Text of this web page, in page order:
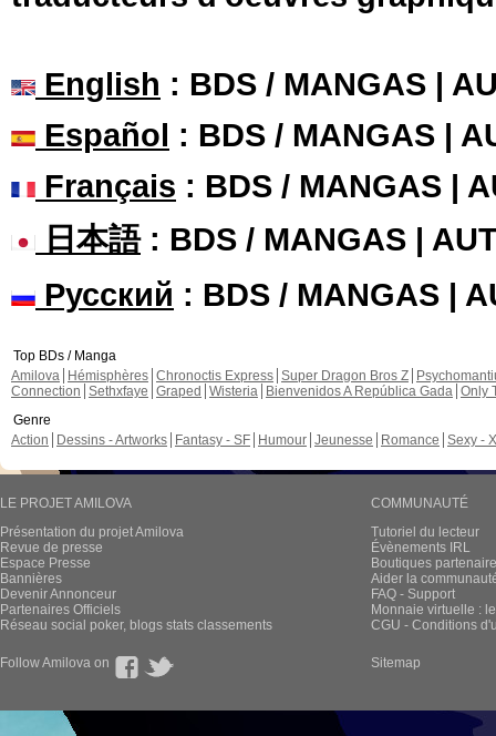
English : BDS / MANGAS |
Español : BDS / MANGAS |
Français : BDS / MANGAS |
日本語: BDS / MANGAS |
Русский : BDS / MANGAS |
Top BDs / Manga
Amilova
Hémisphères Chronoctis Express Super Dragon Bros Z
Connection Sethxfaye Graped Wisteria Bienvenidos A República Gada Only
Genre
Action
Dessins - Artworks Fantasy - SF Humour Jeunesse Romance Sexy -
LE PROJET AMILOVA
Présentation du projet Amilova
Revue de presse
Espace Presse
Bannières
Devenir Annonceur
Partenaires Officiels
Réseau social poker, blogs stats classements
COMMUNAUTÉ
Tutoriel du lecteur
Évènements IRL
Boutiques
Aider la
FAQ - Support
Monnaie virtuelle :
CGU - Conditions
Follow Amilova on Sitemap